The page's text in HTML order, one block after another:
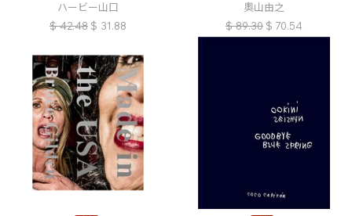
ハービー山口
$ 42.48 $ 31.88
奧山由之
$ 89.30 $ 70.54